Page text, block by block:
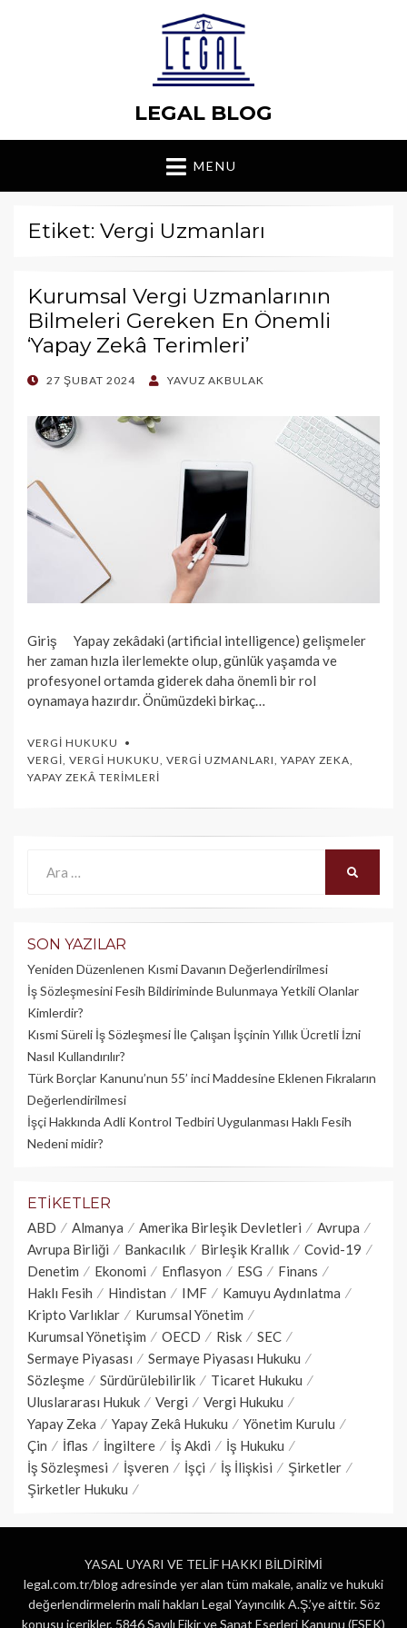
LEGAL BLOG
MENU
Etiket: Vergi Uzmanları
Kurumsal Vergi Uzmanlarının
Bilmeleri Gereken En Önemli
‘Yapay Zekâ Terimleri’
POSTED
27 ŞUBAT 2024 YAVUZ AKBULAK
Giriş Yapay zekâdaki (artificial intelligence) gelişmeler
her zaman hızla ilerlemekte olup, günlük yaşamda ve
profesyonel ortamda giderek daha önemli bir rol
oynamaya hazırdır. Önümüzdeki birkaç…
VERGI HUKUKU
VERGI, VERGI HUKUKU, VERGI UZMANLARI, YAPAY ZEKA,
YAPAY ZEKÂ TERIMLERI
SON YAZILAR
Yeniden Düzenlenen Kısmi Davanın Değerlendirilmesi
İş Sözleşmesini Fesih Bildiriminde Bulunmaya Yetkili Olanlar
Kimlerdir?
Kısmi Süreli İş Sözleşmesi İle Çalışan İşçinin Yıllık Üc­retli İzni
Nasıl Kullandırılır?
Türk Borçlar Kanunu’nun 55’ inci Maddesine Eklenen Fıkraların
Değerlendirilmesi
İşçi Hakkında Adli Kontrol Tedbiri Uygulanması Haklı Fesih
Nedeni midir?
ETIKETLER
ABD Almanya Amerika Birleşik Devletleri
Avrupa
Avrupa Birliği
Bankacılık Birleşik Krallık
Covid-19
Denetim
Ekonomi Enflasyon ESG
Finans
Haklı Fesih
Hindistan IMF
Kamuyu Aydınlatma
Kripto Varlıklar
Kurumsal Yönetim
Kurumsal Yönetişim
OECD Risk
SEC
Sermaye Piyasası
Sermaye Piyasası Hukuku
Sözleşme
Sürdürülebilirlik
Ticaret Hukuku
Uluslararası Hukuk
Vergi
Vergi Hukuku
Yapay Zeka
Yapay Zekâ Hukuku
Yönetim Kurulu
Çin
İflas İngiltere İş Akdi
İş Hukuku
İş Sözleşmesi
İşveren İşçi İş İlişkisi
Şirketler
Şirketler Hukuku
YASAL UYARI VE TELİF HAKKI BİLDİRİMİ
legal.com.tr/blog adresinde yer alan tüm makale, analiz ve hukuki
değerlendirmelerin mali hakları Legal Yayıncılık A.Ş.’ye aittir. Söz
konusu içerikler, 5846 Sayılı Fikir ve Sanat Eserleri Kanunu (FSEK)